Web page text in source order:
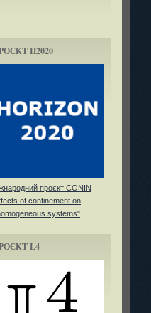
H2020
проєкт CONIN
of confinement on
systems"
L4